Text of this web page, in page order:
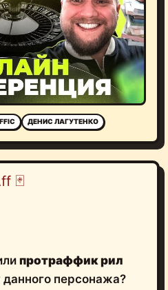
ДЕНИС ЛАГУТЕНКО
🃏
протраффик рил
данного персонажа?